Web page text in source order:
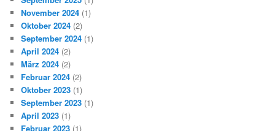
November 2024 (1)
Oktober 2024 (2)
September 2024 (1)
April 2024 (2)
März 2024 (2)
Februar 2024 (2)
Oktober 2023 (1)
September 2023 (1)
April 2023 (1)
Februar 2023 (1)